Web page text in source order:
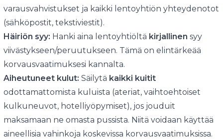
varausvahvistukset ja kaikki lentoyhtiön yhteydenotot
(sähköpostit, tekstiviestit).
Häiriön syy: Hanki aina lentoyhtiöltä kirjallinen syy
viivästykseen/peruutukseen. Tämä on elintärkeää
korvausvaatimuksesi kannalta.
Aiheutuneet kulut: Säilytä kaikki kuitit
odottamattomista kuluista (ateriat, vaihtoehtoiset
kulkuneuvot, hotelliyöpymiset), jos jouduit
maksamaan ne omasta pussista. Niitä voidaan käyttää
aineellisia vahinkoja koskevissa korvausvaatimuksissa.